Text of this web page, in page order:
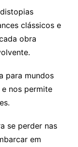
clássicos e
obra
para mundos
nos permite
se perder nas
em